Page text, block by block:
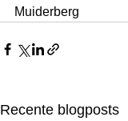
Muiderberg
Recente blogposts